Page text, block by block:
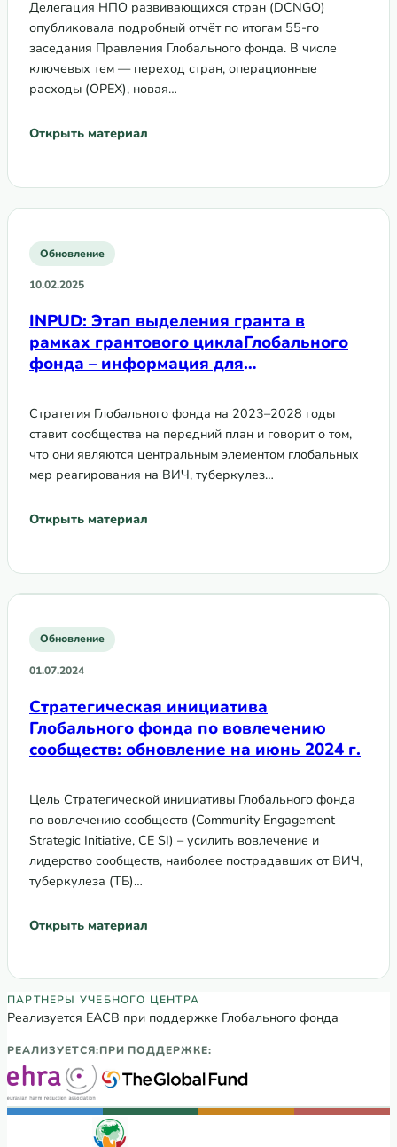
Делегация НПО развивающихся стран (DCNGO)
опубликовала подробный отчёт по итогам 55-го
заседания Правления Глобального фонда. В числе
ключевых тем — переход стран, операционные
расходы (OPEX), новая…
Открыть материал
Обновление
10.02.2025
INPUD: Этап выделения гранта в
рамках грантового циклаГлобального
фонда – информация для
Стратегия Глобального фонда на 2023–2028 годы
ставит сообщества на передний план и говорит о том,
что они являются центральным элементом глобальных
мер реагирования на ВИЧ, туберкулез…
Открыть материал
Обновление
01.07.2024
Стратегическая инициатива
Глобального фонда по вовлечению
сообществ: обновление на июнь 2024 г.
Цель Стратегической инициативы Глобального фонда
по вовлечению сообществ (Community Engagement
Strategic Initiative, CE SI) – усилить вовлечение и
лидерство сообществ, наиболее пострадавших от ВИЧ,
туберкулеза (ТБ)…
Открыть материал
Партнеры Регионального учебного
ПАРТНЕРЫ УЧЕБНОГО ЦЕНТРА
Реализуется ЕАСВ при поддержке Глобального фонда
РЕАЛИЗУЕТСЯ:ПРИ ПОДДЕРЖКЕ: